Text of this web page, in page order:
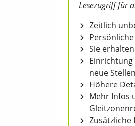
Lesezugriff für
Zeitlich
Sie
Einrichtung
neue
Höhere
Mehr Infos
Zusätzliche